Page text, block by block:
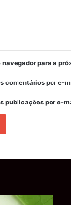
para a
comentários por e-
publicações por e-